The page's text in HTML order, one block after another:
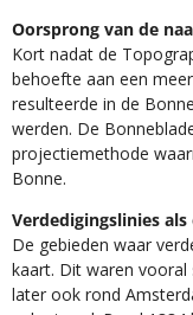
Oorsprong van de
Kort nadat de
behoefte aan een
resulteerde in de
werden. De
projectiemethode
Bonne.
Verdedigingslinies
De gebieden waar
kaart. Dit waren
later ook rond